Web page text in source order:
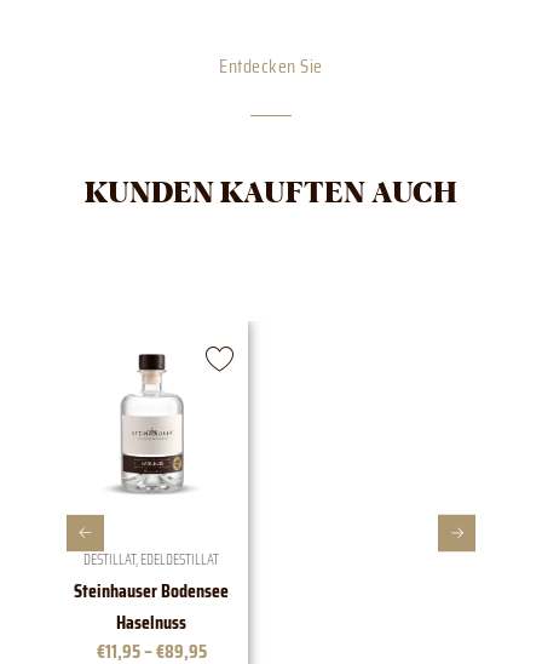
Entdecken Sie
KUNDEN KAUFTEN AUCH
DESTILLAT,EDELDESTILLAT
Steinhauser Bodensee
Haselnuss
€11,95–€89,95